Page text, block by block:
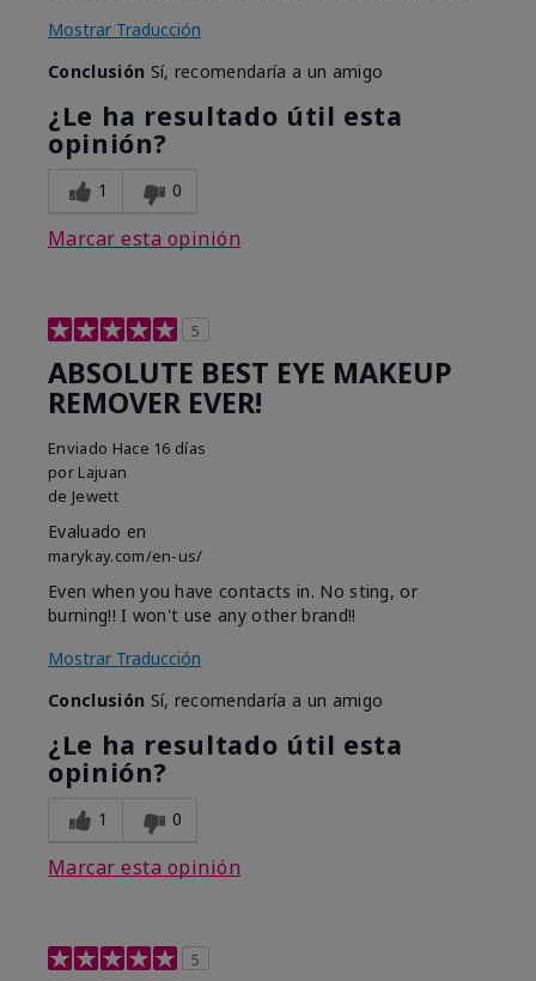
Mostrar Traducción
Conclusión Sí, recomendaría a un amigo
¿Le ha resultado útil esta
opinión?
1 0
Marcar esta opinión
5
ABSOLUTE BEST EYE MAKEUP
REMOVER EVER!
Enviado Hace 16 días
por Lajuan
de Jewett
Evaluado en
marykay.com/en-us/
Even when you have contacts in. No sting, or
burning!! I won't use any other brand!!
Mostrar Traducción
Conclusión Sí, recomendaría a un amigo
¿Le ha resultado útil esta
opinión?
1 0
Marcar esta opinión
5